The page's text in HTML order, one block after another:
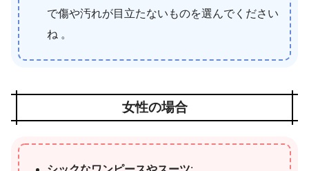
で傷や汚れが目立たないものを選んでください
ね 。
女性の場合